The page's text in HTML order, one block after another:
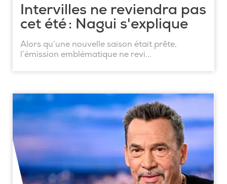
Intervilles ne reviendra pas
cet été : Nagui s'explique
Alors qu’une nouvelle saison était prête,
l’émission emblématique ne revi...